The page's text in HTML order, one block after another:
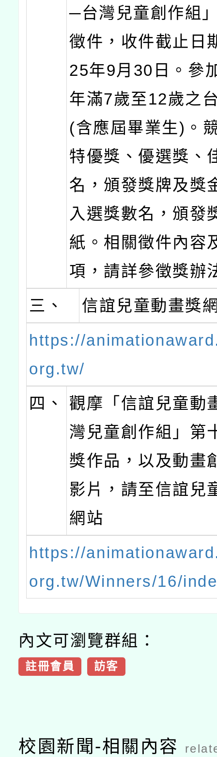
─台灣兒童創作組
徵件，收件截止日
25年9月30日。參
年滿7歲至12歲之
(含應屆畢業生)。
特優獎、優選獎、
名，頒發獎牌及獎
入選獎數名，頒發
紙。相關徵件內容
項，請詳參徵獎辦
三、
信誼兒童動畫獎
https://
org.tw/
四、
觀摩「信誼兒童動
灣兒童創作組」第
獎作品，以及動畫
影片，請至信誼兒
網站
https://
org.tw/Winners/16/
內文可瀏覽群組：
註冊會員 訪客
校園新聞-相關內容